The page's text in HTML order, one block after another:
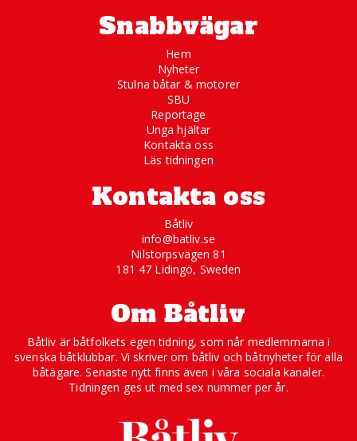
Snabbvägar
Hem
Nyheter
Stulna båtar & motorer
SBU
Reportage
Unga hjältar
Kontakta oss
Läs tidningen
Kontakta oss
Båtliv
info@batliv.se
Nilstorpsvägen 81
181 47 Lidingö, Sweden
Om Båtliv
Båtliv är båtfolkets egen tidning, som når medlemmarna i
svenska båtklubbar. Vi skriver om båtliv och båtnyheter för alla
båtägare. Senaste nytt finns även i våra sociala kanaler.
Tidningen ges ut med sex nummer per år.